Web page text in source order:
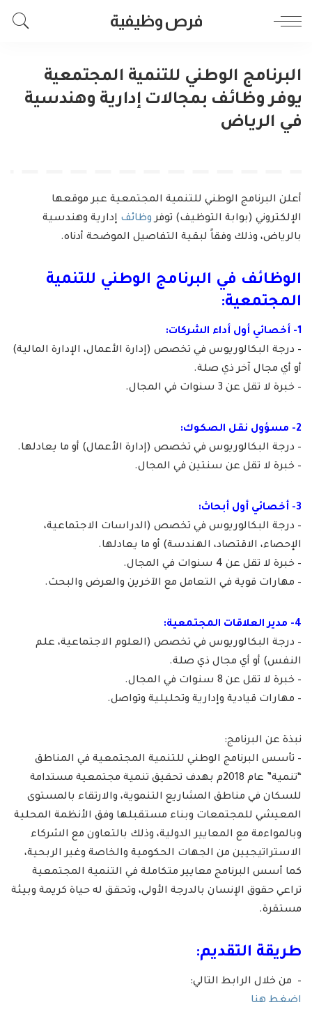
فرص وظيفية
البرنامج الوطني للتنمية المجتمعية
يوفر وظائف بمجالات إدارية وهندسية
في الرياض
أعلن البرنامج الوطني للتنمية المجتمعية عبر موقعها
الإلكتروني (بوابة التوظيف) توفروظائف إدارية وهندسية
بالرياض، وذلك وفقاً لبقية التفاصيل الموضحة أدناه.
الوظائف في البرنامج الوطني للتنمية
المجتمعية:
1- أخصائي أول أداء الشركات:
– درجة البكالوريوس في تخصص (إدارة الأعمال، الإدارة المالية)
أو أي مجال آخر ذي صلة.
– خبرة لا تقل عن 3 سنوات في المجال.
2- مسؤول نقل الصكوك:
– درجة البكالوريوس في تخصص (إدارة الأعمال) أو ما يعادلها.
– خبرة لا تقل عن سنتين في المجال.
3- أخصائي أول أبحاث:
– درجة البكالوريوس في تخصص (الدراسات الاجتماعية،
الإحصاء، الاقتصاد، الهندسة) أو ما يعادلها.
– خبرة لا تقل عن 4 سنوات في المجال.
– مهارات قوية في التعامل مع الآخرين والعرض والبحث.
4- مدير العلاقات المجتمعية:
– درجة البكالوريوس في تخصص (العلوم الاجتماعية، علم
النفس) أو أي مجال ذي صلة.
– خبرة لا تقل عن 8 سنوات في المجال.
– مهارات قيادية وإدارية وتحليلية وتواصل.
نبذة عن البرنامج:
– تأسس البرنامج الوطني للتنمية المجتمعية في المناطق
“تنمية” عام 2018م بهدف تحقيق تنمية مجتمعية مستدامة
للسكان في مناطق المشاريع التنموية، والارتقاء بالمستوى
المعيشي للمجتمعات وبناء مستقبلها وفق الأنظمة المحلية
وبالمواءمة مع المعايير الدولية، وذلك بالتعاون مع الشركاء
الاستراتيجيين من الجهات الحكومية والخاصة وغير الربحية،
كما أسس البرنامج معايير متكاملة في التنمية المجتمعية
تراعي حقوق الإنسان بالدرجة الأولى، وتحقق له حياة كريمة وبيئة
مستقرة.
طريقة التقديم:
– من خلال الرابط التالي:
اضغط هنا